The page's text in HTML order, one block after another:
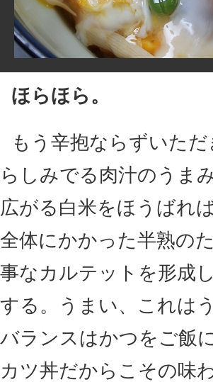
ほらほら。
もう辛抱ならずいた
らしみでる肉汁のうま
広がる白米をほうばれ
全体にかかった半熟の
事なカルテットを形成
する。うまい、これは
バランスはかつをご飯
カツ丼だからこその味